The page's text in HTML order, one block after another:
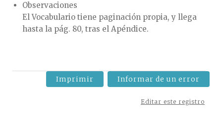
Observaciones
El Vocabulario tiene paginación propia, y llega
hasta la pág. 80, tras el Apéndice.
Imprimir Informar de un error
Editar este registro